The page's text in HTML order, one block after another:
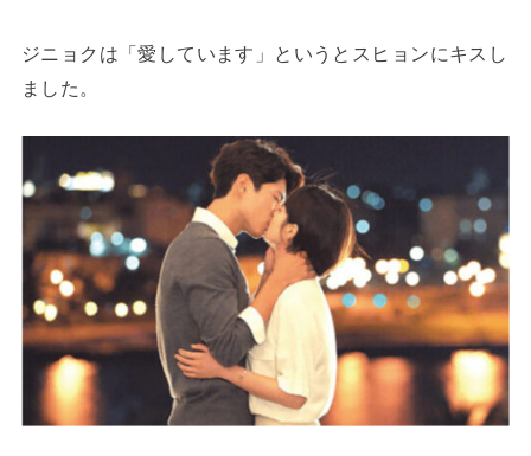
ジニョクは「愛しています」というとスヒョンにキスし
ました。